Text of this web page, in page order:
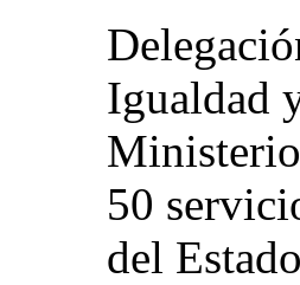
Igualdad
Ministerio
50
del